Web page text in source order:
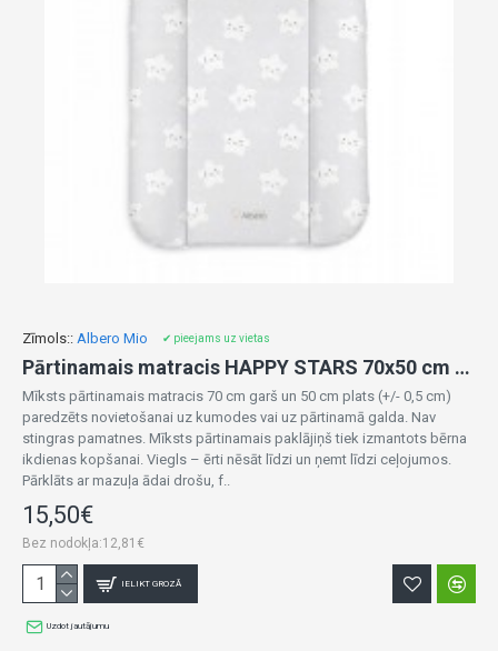
Zīmols:: Albero Mio ✔ pieejams uz vietas
Pārtinamais matracis HAPPY STARS 70x50 cm 85773
Mīksts pārtinamais matracis 70 cm garš un 50 cm plats (+/- 0,5 cm)
paredzēts novietošanai uz kumodes vai uz pārtinamā galda. Nav
stingras pamatnes. Mīksts pārtinamais paklājiņš tiek izmantots bērna
ikdienas kopšanai. Viegls – ērti nēsāt līdzi un ņemt līdzi ceļojumos.
Pārklāts ar mazuļa ādai drošu, f..
15,50€
Bez nodokļa:12,81€
IELIKT GROZĀ
Uzdot jautājumu